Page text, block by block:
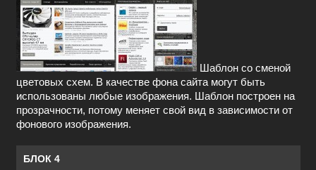
Шаблон со сменой
цветовых схем. В качестве фона сайта могут быть
использованы любые изображения. Шаблон построен на
прозрачности, потому меняет свой вид в зависимости от
фонового изображения.
БЛОК 4